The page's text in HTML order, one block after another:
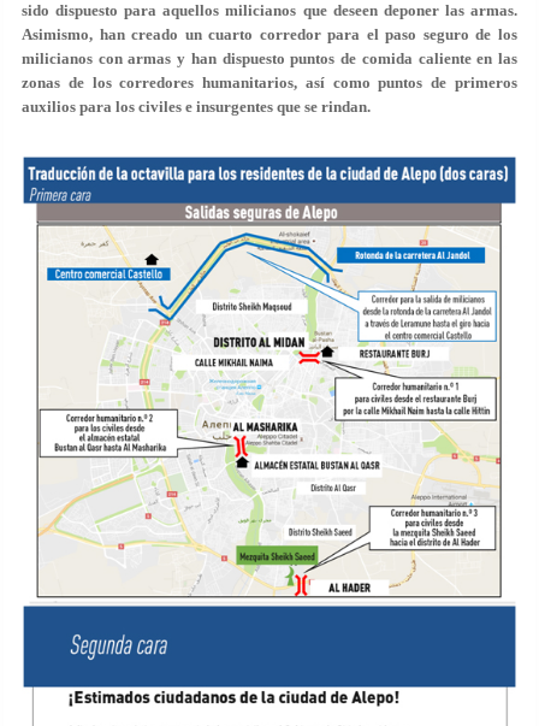
sido dispuesto para aquellos milicianos que deseen deponer las armas.
Asimismo, han creado un cuarto corredor para el paso seguro de los
milicianos con armas y han dispuesto puntos de comida caliente en las
zonas de los corredores humanitarios, así como puntos de primeros
auxilios para los civiles e insurgentes que se rindan.